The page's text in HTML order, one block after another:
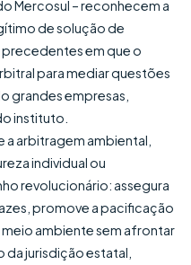
Mercosul – reconhecem a
de solução de
precedentes em que o
para mediar questões
grandes empresas,
instituto.
a arbitragem ambiental,
individual ou
revolucionário: assegura
promove a pacificação
ambiente sem afrontar
jurisdição estatal,